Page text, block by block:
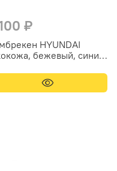
₽
HYUNDAI
бежевый, синие